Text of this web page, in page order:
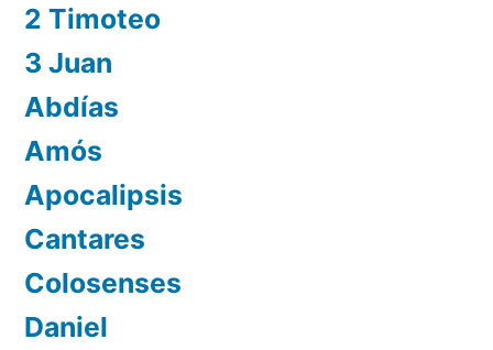
2 Timoteo
3 Juan
Abdías
Amós
Apocalipsis
Cantares
Colosenses
Daniel